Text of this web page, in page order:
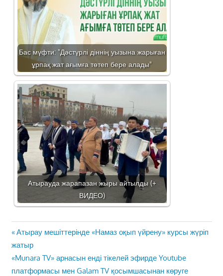
Бас мүфти: "Дәстүрлі діннің уызына жарыған
ұрпақ жат ағымға төтеп бере алады"
Атырауда жарапазан жыры айтылды (+
ВИДЕО)
Жазба
навигациясы
Previous
Post:
Атырау мешіттерінде «Намаз оқып үйрену» курсы жүріп
жатыр
Next
Post:
«Munara TV» арнасын енді тікелей эфирде Youtube
платформасы мен Galam TV қосымшасынан көруге